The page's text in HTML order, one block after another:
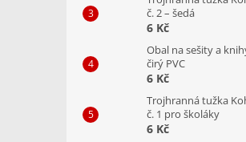
č. 2 – šedá
6 Kč
Obal na sešity a
čirý PVC
6 Kč
Trojhranná tužka
č. 1 pro školáky
6 Kč